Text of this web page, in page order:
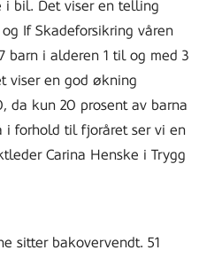
i bil. Det viser en telling
If Skadeforsikring våren
barn i alderen 1 til og med 3
viser en god økning
da kun 20 prosent av barna
i forhold til fjoråret ser vi en
Carina Henske i Trygg
sitter bakovervendt. 51